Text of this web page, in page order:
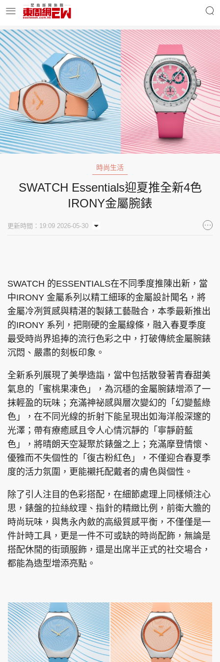
明星名人 時事財經
東周Ladies 優享生活
東周食玩通 會員活動
玄學靈異 東周專欄
東周刊 cazbuyer 東Touch
PCM 電腦廣場 星島頭條 星島日報
頭條日報 星島環球 The Standard
親子王 Oh!爸媽 JobMarket
頭條搵工 EDUPLUS
關於我們
聯絡我們
隱私政策聲明
使用條款
版權及免責聲明
Copyright © 東周網 版權所有 . 不得轉載
©Eastweek.com.hk. All rights reserved.
時尚生活
SWATCH Essentials迎夏推全新4色
IRONY金屬腕錶
更新時間：19:09 2026-05-30
SWATCH 的ESSENTIALS在不同季度推陳出新，當
中IRONY 金屬系列以精工細琢的金屬設計聞名，將
金屬冷冽質感與精湛的製錶工藝融合，本季最新推出
的IRONY 系列，把剛硬的金屬線條，融入春夏季度
最受時尚界追捧的流行色彩之中，打破傳統金屬腕錶
沉悶、嚴肅的刻板印象。
全新系列展現了美學造詣，當中包括散發著青春甜美
氣息的「蜜桃果凍色」，為沉穩的金屬腕錶增添了一
抹輕盈的玩味；充滿神祕感與層次變幻的「幻變藍綠
色」，在不同光線的折射下能呈現出如海洋般深邃的
光澤；帶有療癒感且令人心情沉靜的「寧靜蔚藍
色」，將晴朗天空凝聚於錶盤之上；充滿摩登情懷、
優雅而不失個性的「復古粉紅色」，不僅迎合春夏季
度的活力氛圍，更能襯托配戴者的膚色與個性。
除了引人注目的色彩搭配，在細節處理上同樣傾注心
思，錶盤的拉絲紋理、指針的精緻比例，前衛大膽的
時尚玩味，與雋永內斂的高級質感平衡，不僅僅是一
件計時工具，更是一件不可或缺的時尚配飾，無論是
搭配休閒的街頭服飾，還是出席半正式的社交場合，
都能為造型增添亮點。